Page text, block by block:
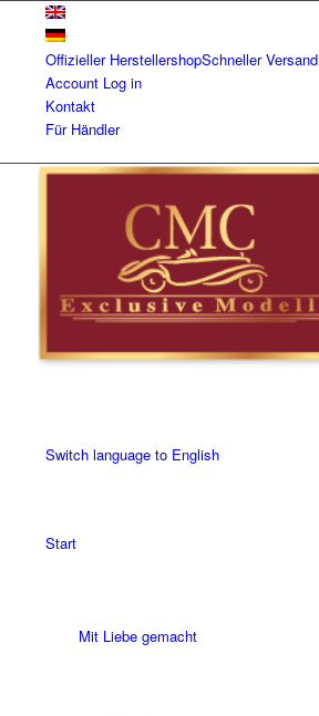
Offizieller HerstellershopSchneller Versand
Account Log in
Kontakt
Für Händler
Switch language to English
Start
Mit Liebe gemacht